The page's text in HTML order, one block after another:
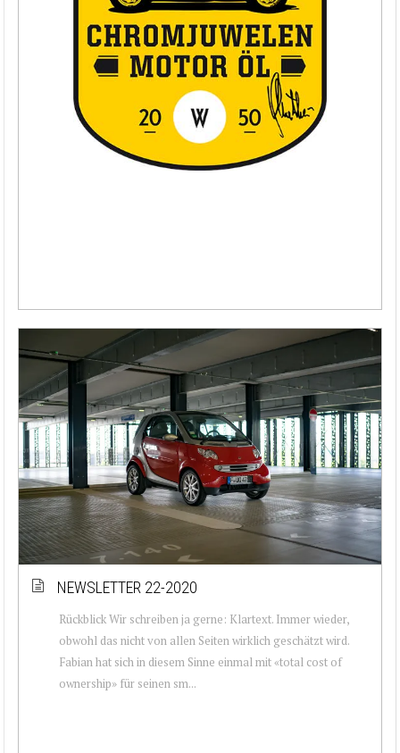
NEWSLETTER 22-2020
Rückblick Wir schreiben ja gerne: Klartext. Immer wieder,
obwohl das nicht von allen Seiten wirklich geschätzt wird.
Fabian hat sich in diesem Sinne einmal mit «total cost of
ownership» für seinen sm...